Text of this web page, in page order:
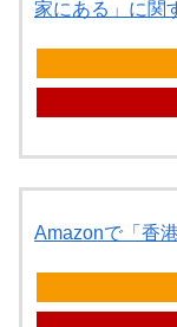
家にある」に関
Amazonで「香